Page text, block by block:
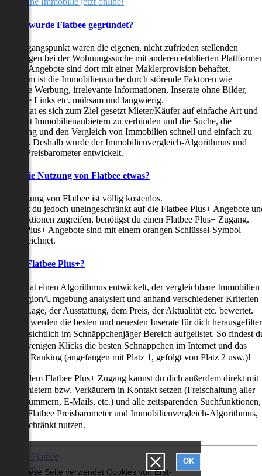
Diese Seite verwendet Cookies von Erst-
OK
wurde Flatbee gegründet?
Ausgangspunkt waren die eigenen, nicht zufrieden stellenden
bei der Wohnungssuche mit anderen etablierten
alle Angebote sind dort mit einer Maklerprovision behaftet.
ist die Immobiliensuche durch störende Faktoren wie
Werbung, irrelevante Informationen, Inserate ohne Bilder,
Links etc. mühsam und langwierig.
hat es sich zum Ziel gesetzt Mieter/Käufer auf einfache Art und
mit Immobilienanbietern zu verbinden und die Suche, die
und den Vergleich von Immobilien schnell und einfach zu
Deshalb wurde der Immobilienvergleich-Algorithmus und
Preisbarometer entwickelt.
die Nutzung von Flatbee etwas?
Nutzung von Flatbee ist völlig kostenlos.
du jedoch uneingeschränkt auf die Flatbee Plus+ Angebote
zugreifen, benötigst du einen Flatbee Plus+ Zugang.
Plus+ Angebote sind mit einem orangen Schlüssel-Symbol
ist Flatbee Plus+?
hat einen Algorithmus entwickelt, der vergleichbare Immobilien
Region/Umgebung analysiert und anhand verschiedener Kriterien
der Lage, der Ausstattung, dem Preis, der Aktualität etc. bewertet.
werden die besten und neuesten Inserate für dich
übersichtlich im Schnäppchenjäger Bereich aufgelistet. So findest
nur wenigen Klicks die besten Schnäppchen im Internet und das
als Ranking (angefangen mit Platz 1, gefolgt von Platz 2 usw.)!
mit dem Flatbee Plus+ Zugang kannst du dich außerdem direkt mit
Vermietern bzw. Verkäufern in Kontakt setzen (Freischaltung aller
E-Mails, etc.) und alle zeitsparenden Suchfunktionen,
den Flatbee Preisbarometer und Immobilienvergleich-Algorithmus,
nutzen.
Über Flatbee
Kontakt